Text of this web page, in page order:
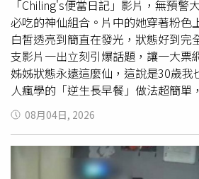
只能以「楊姓國中生」稱呼楊承勳。
只剩下一個代號，因此一直希望有朝
的名字。楊爸爸曾數度哽咽表示：「
說出他的名字？他是真實存在過的人
妻倆強調，爭取公開姓名並非出於仇
而是希望社會永遠記得曾有一名叫
失去生命，也希望藉由他的故事，推
及被害人權益等制度改革，避免悲劇
第69條第4項規定，若基於增進兒少
並經主管機關邀集相關機關、兒少福
「Chiling's便當日記」影片，無預警
必吃的神仙組合。片中的她穿著粉色
白皙透亮到簡直在發光，狀態好到完
支影片一出立刻引爆話題，讓一大票
姊姊狀態永遠這麼仙，這說是30歲我
人瘋學的「逆生長早餐」做法超簡單
玲姊姊在影片中親自示範，只要準備
先倒入基底-「無麩質有機堅果麥片
亞籽、淋上溫和養身的優格，最後是
漿，把這些食材通通倒進罐裡喇一
糖，隔天早上要吃時只靠新鮮水果帶
08月04日, 2026